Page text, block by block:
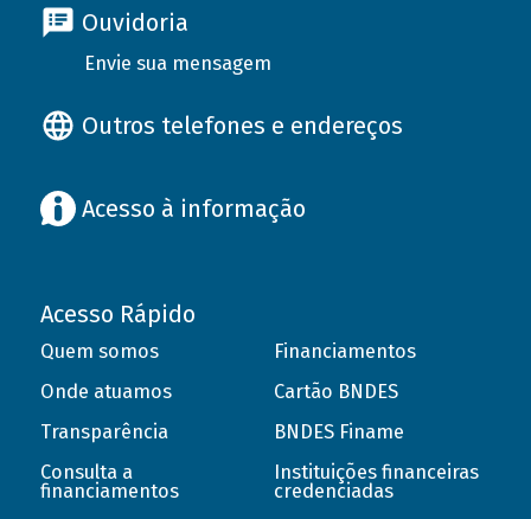
Ouvidoria
Envie sua mensagem
Outros telefones e endereços
Acesso à informação
Acesso Rápido
Quem somos
Onde atuamos
Transparência
Consulta a
financiamentos
Financiamentos
Cartão BNDES
BNDES Finame
Instituições financeiras
credenciadas